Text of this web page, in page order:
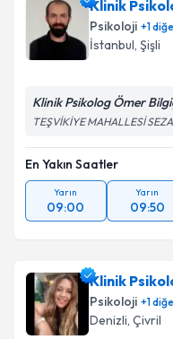
Klinik
Psikoloji diğer
İstanbul, Şişli
Klinik Psikolog Ömer
TEŞVİKİYE MAHALLESİ
En Yakın Saatler
Yarın
09:00
Yarın
09:50
Klinik
Psikoloji diğer
Denizli, Çivril